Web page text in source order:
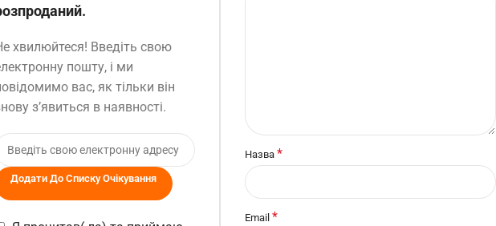
хвилюйтеся! Введіть свою
пошту, і ми
вас, як тільки він
з’явиться в наявності.
Додати До Списку Очікування
Назва *
Email *